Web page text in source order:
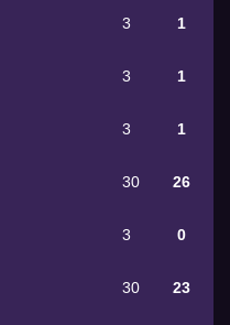
3 1
3 1
3 1
30 26
3 0
30 23